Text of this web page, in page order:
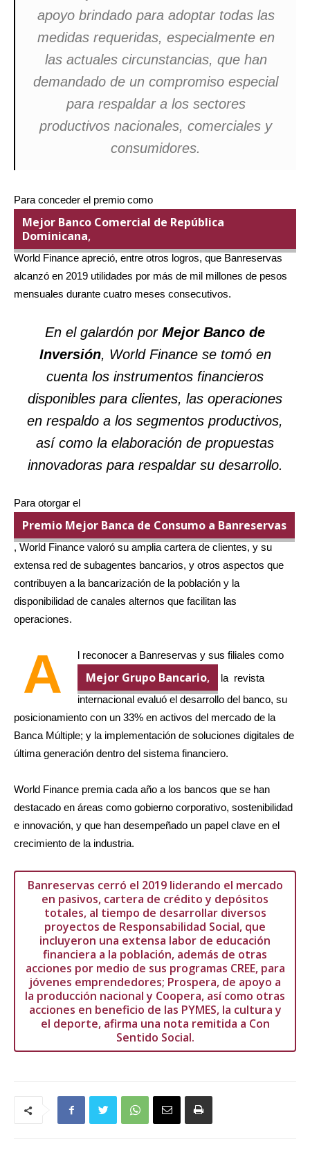
apoyo brindado para adoptar todas las
medidas requeridas, especialmente en
las actuales circunstancias, que han
demandado de un compromiso especial
para respaldar a los sectores
productivos nacionales, comerciales y
consumidores.
Para conceder el premio como
Mejor Banco Comercial de República
Dominicana,
World Finance apreció, entre otros logros, que Banreservas
alcanzó en 2019 utilidades por más de mil millones de pesos
mensuales durante cuatro meses consecutivos.
En el galardón por Mejor Banco de
Inversión, World Finance se tomó en
cuenta los instrumentos financieros
disponibles para clientes, las operaciones
en respaldo a los segmentos productivos,
así como la elaboración de propuestas
innovadoras para respaldar su desarrollo.
Para otorgar el
Premio Mejor Banca de Consumo a Banreservas
, World Finance valoró su amplia cartera de clientes, y su
extensa red de subagentes bancarios, y otros aspectos que
contribuyen a la bancarización de la población y la
disponibilidad de canales alternos que facilitan las
operaciones.
A l reconocer a Banreservas y sus filiales como
Mejor Grupo Bancario,
la revista
internacional evaluó el desarrollo del banco, su
posicionamiento con un 33% en activos del mercado de la
Banca Múltiple; y la implementación de soluciones digitales de
última generación dentro del sistema financiero.
World Finance premia cada año a los bancos que se han
destacado en áreas como gobierno corporativo, sostenibilidad
e innovación, y que han desempeñado un papel clave en el
crecimiento de la industria.
Banreservas cerró el 2019 liderando el mercado
en pasivos, cartera de crédito y depósitos
totales, al tiempo de desarrollar diversos
proyectos de Responsabilidad Social, que
incluyeron una extensa labor de educación
financiera a la población, además de otras
acciones por medio de sus programas CREE, para
jóvenes emprendedores; Prospera, de apoyo a
la producción nacional y Coopera, así como otras
acciones en beneficio de las PYMES, la cultura y
el deporte, afirma una nota remitida a Con
Sentido Social.